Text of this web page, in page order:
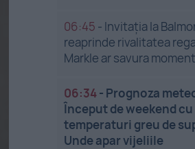
06:45 - Invitația la
reaprinde rivalitatea
Markle ar savura
06:34- Prognoza
Început de weekend cu
temperaturi greu de
Unde apar vijeliile